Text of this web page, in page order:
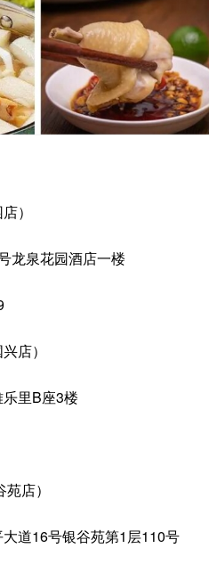
）
龙泉花园酒店一楼
店）
里B座3楼
店）
道16号银谷苑第1层110号